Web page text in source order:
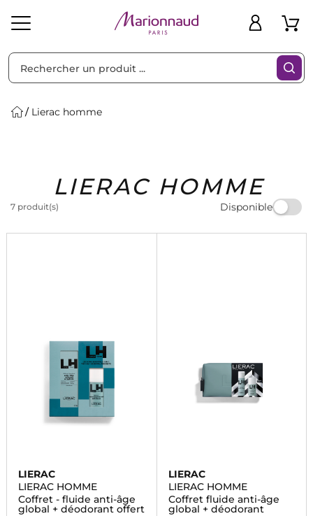
Solaire Homme Marques Idées
Cadeaux
Bons
Plans
Lierac homme
LIERAC HOMME
7 produit(s) Disponible
Filtres
LIERAC
LIERAC HOMME
Coffret - fluide anti-âge
global + déodorant offert
LIERAC
LIERAC HOMME
Coffret fluide anti-âge
global + déodorant